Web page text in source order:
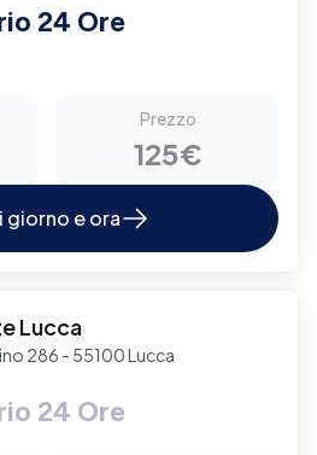
24 Ore
Prezzo
125€
giorno e ora
Lucca
286 - 55100 Lucca
24 Ore